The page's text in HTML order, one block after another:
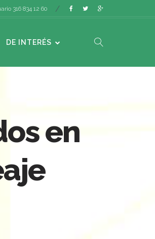
316 834 12 60
DE INTERÉS
en